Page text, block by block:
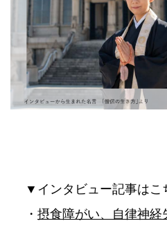
▼インタビュー記事はこ
・ 摂食障がい、自律神経